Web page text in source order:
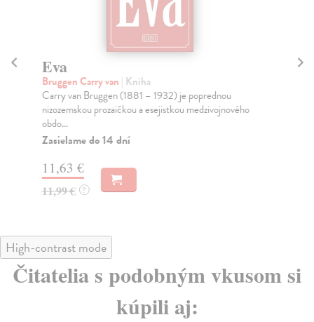
Eva
Bruggen Carry van | Kniha
Carry van Bruggen (1881 – 1932) je poprednou
nizozemskou prozaičkou a esejistkou medzivojnového
obdo...
Zasielame do 14 dní
11,63 €
11,99 € ?
High-contrast mode
Čitatelia s podobným vkusom si
kúpili aj: